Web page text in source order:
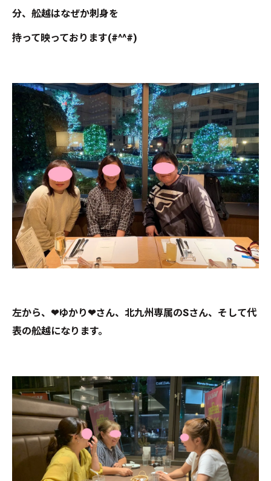
分、舩越はなぜか刺身を
持って映っております(#^^#)
左から、❤ゆかり❤さん、北九州専属のSさん、そして代
表の舩越になります。